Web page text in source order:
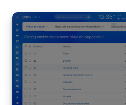
Empleados
Base de conocimientos
Firma electrónica
Firma electrónica para